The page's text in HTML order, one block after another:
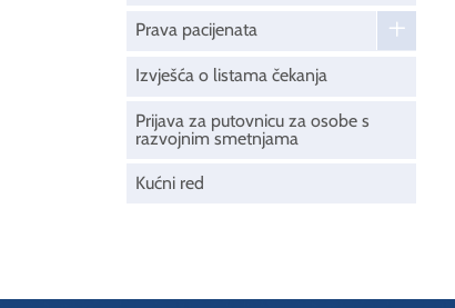
Prava pacijenata
Izvješća o listama čekanja
Prijava za putovnicu za osobe s
razvojnim smetnjama
Kućni red